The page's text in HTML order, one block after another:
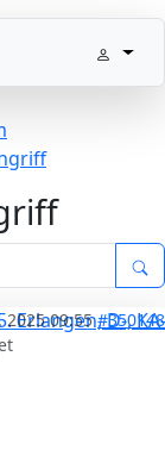
die Sternzeit
D-, KA-,
2025 09:55 #350148